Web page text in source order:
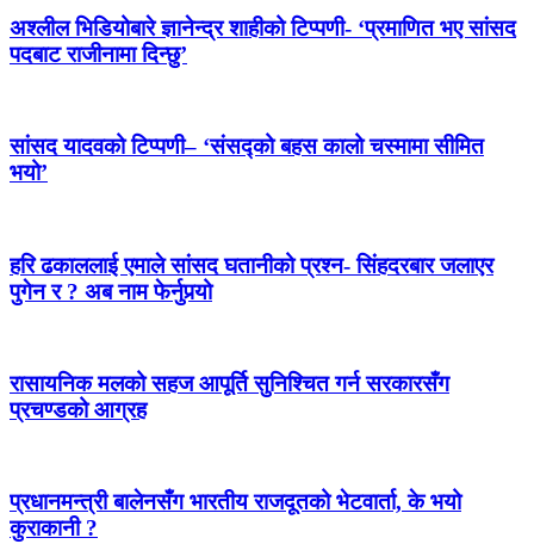
अश्लील भिडियोबारे ज्ञानेन्द्र शाहीको टिप्पणी- ‘प्रमाणित भए सांसद
पदबाट राजीनामा दिन्छु’
सांसद यादवको टिप्पणी– ‘संसद्को बहस कालो चस्मामा सीमित
भयो’
हरि ढकाललाई एमाले सांसद घतानीको प्रश्न- सिंहदरबार जलाएर
पुगेन र ? अब नाम फेर्नुपर्‍यो
रासायनिक मलको सहज आपूर्ति सुनिश्चित गर्न सरकारसँग
प्रचण्डको आग्रह
प्रधानमन्त्री बालेनसँग भारतीय राजदूतको भेटवार्ता, के भयो
कुराकानी ?